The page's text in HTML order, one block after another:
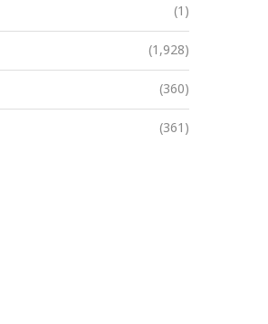
(1)
(1,928)
(360)
(361)